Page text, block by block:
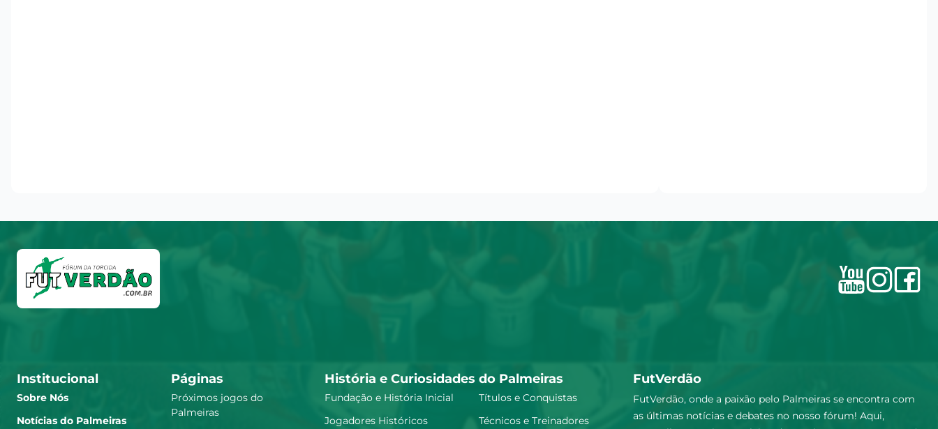
Institucional
Sobre Nós
Notícias do Palmeiras
Páginas
Próximos jogos do
Palmeiras
História e Curiosidades do Palmeiras
Fundação e História Inicial
Títulos e Conquistas
Jogadores Históricos
Técnicos e Treinadores
FutVerdão
FutVerdão, onde a paixão pelo Palmeiras se encontra com
as últimas notícias e debates no nosso fórum! Aqui,